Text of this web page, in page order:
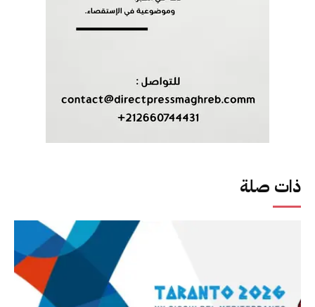
ذات صلة